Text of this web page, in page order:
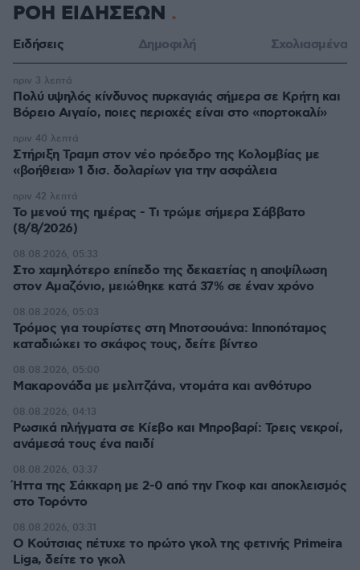
ΡΟΗ ΕΙΔΗΣΕΩΝ
Ειδήσεις Δημοφιλή Σχολιασμένα
Πολύ υψηλός κίνδυνος πυρκαγιάς σήμερα σε Κρήτη και
Βόρειο Αιγαίο, ποιες περιοχές είναι στο «πορτοκαλί»
πριν 3 λεπτά
Στήριξη Τραμπ στον νέο πρόεδρο της Κολομβίας με
«βοήθεια» 1 δισ. δολαρίων για την ασφάλεια
πριν 40 λεπτά
Το μενού της ημέρας - Τι τρώμε σήμερα Σάββατο
(8/8/2026)
πριν 42 λεπτά
Στο χαμηλότερο επίπεδο της δεκαετίας η αποψίλωση
στον Αμαζόνιο, μειώθηκε κατά 37% σε έναν χρόνο
08.08.2026, 05:33
Τρόμος για τουρίστες στη Μποτσουάνα: Ιπποπόταμος
καταδιώκει το σκάφος τους, δείτε βίντεο
08.08.2026, 05:03
Μακαρονάδα με μελιτζάνα, ντομάτα και ανθότυρο
08.08.2026, 05:00
Ρωσικά πλήγματα σε Κίεβο και Μπροβαρί: Τρεις νεκροί,
ανάμεσά τους ένα παιδί
08.08.2026, 04:13
Ήττα της Σάκκαρη με 2-0 από την Γκοφ και αποκλεισμός
στο Τορόντο
08.08.2026, 03:37
Ο Κούτσιας πέτυχε το πρώτο γκολ της φετινής Primeira
Liga, δείτε το γκολ
08.08.2026, 03:31